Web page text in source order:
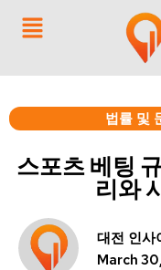
법률 및
스포츠 베팅
리와
대전 인사
March